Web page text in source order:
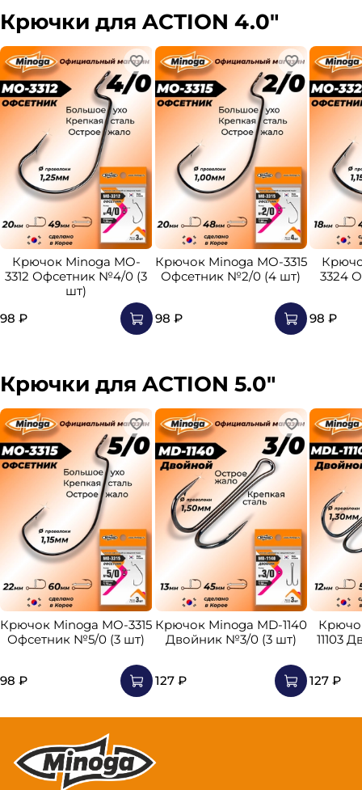
Крючки для ACTION 4.0"
Крючок Minoga MO-
3312 Офсетник №4/0 (3
шт)
98 ₽
Крючок Minoga MO-3315
Офсетник №2/0 (4 шт)
98 ₽
3324
98 ₽
Крючки для ACTION 5.0"
Крючок Minoga MO-3315
Офсетник №5/0 (3 шт)
98 ₽
Крючок Minoga MD-1140
Двойник №3/0 (3 шт)
127 ₽
11103
127 ₽